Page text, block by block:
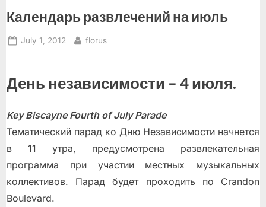
Календарь развлечений на июль
Posted
July 1, 2012 By
florus
День независимости – 4 июля.
Key Biscayne Fourth of July Parade
Тематический парад ко Дню Независимости начнется
в 11 утра, предусмотрена развлекательная
программа при участии местных музыкальных
коллективов. Парад будет проходить по Crandon
Boulevard.